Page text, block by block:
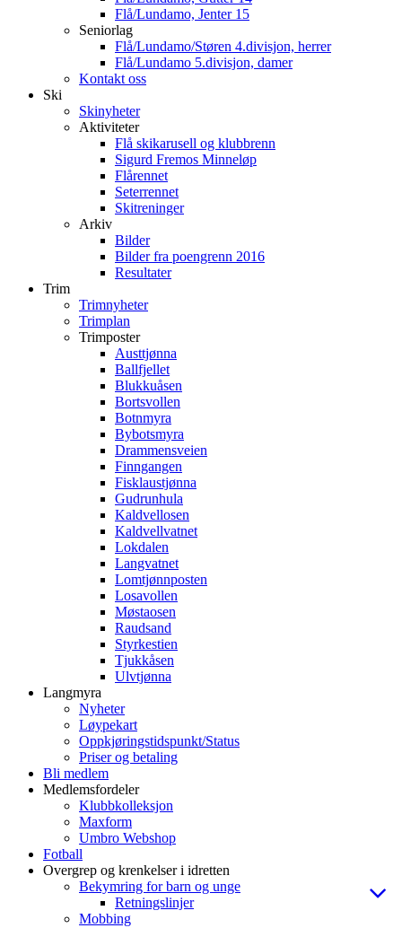
Flå/Lundamo, Jenter 15
Seniorlag
Flå/Lundamo/Støren 4.divisjon, herrer
Flå/Lundamo 5.divisjon, damer
Kontakt oss
Ski
Skinyheter
Aktiviteter
Flå skikarusell og klubbrenn
Sigurd Fremos Minneløp
Flårennet
Seterrennet
Skitreninger
Arkiv
Bilder
Bilder fra poengrenn 2016
Resultater
Trim
Trimnyheter
Trimplan
Trimposter
Austtjønna
Ballfjellet
Blukkuåsen
Bortsvollen
Botnmyra
Bybotsmyra
Drammensveien
Finngangen
Fisklaustjønna
Gudrunhula
Kaldvellosen
Kaldvellvatnet
Lokdalen
Langvatnet
Lomtjønnposten
Losavollen
Møstaosen
Raudsand
Styrkestien
Tjukkåsen
Ulvtjønna
Langmyra
Nyheter
Løypekart
Oppkjøringstidspunkt/Status
Priser og betaling
Bli medlem
Medlemsfordeler
Klubbkolleksjon
Maxform
Umbro Webshop
Fotball
Overgrep og krenkelser i idretten
Bekymring for barn og unge
Retningslinjer
Mobbing